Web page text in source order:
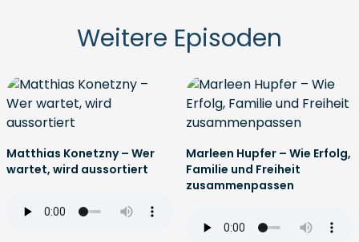
Weitere Episoden
Matthias Konetzny – Wer
wartet, wird aussortiert
Marleen Hupfer – Wie Erfolg,
Familie und Freiheit
zusammenpassen